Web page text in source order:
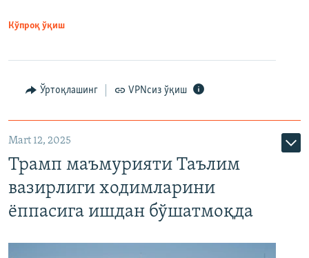
Кўпроқ ўқиш
Ўртоқлашинг VPNсиз ўқиш
Mart 12, 2025
Трамп маъмурияти Таълим
вазирлиги ходимларини
ёппасига ишдан бўшатмоқда